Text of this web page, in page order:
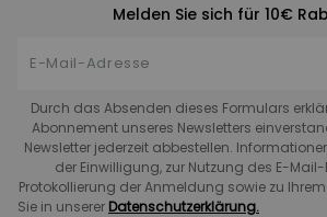
Melden Sie sich für 10€
Durch das Absenden dieses Formulars
Abonnement unseres Newsletters
Newsletter jederzeit abbestellen.
der Einwilligung, zur Nutzung des E-Mail-
Protokollierung der Anmeldung sowie zu
Sie in unserer Datenschutzerklärung.